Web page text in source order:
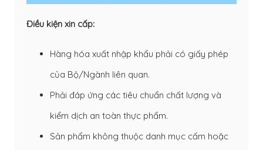
Điều kiện xin cấp:
Hàng hóa xuất nhập khẩu phải có giấy phép
của Bộ/Ngành liên quan.
Phải đáp ứng các tiêu chuẩn chất lượng và
kiểm dịch an toàn thực phẩm.
Sản phẩm không thuộc danh mục cấm hoặc